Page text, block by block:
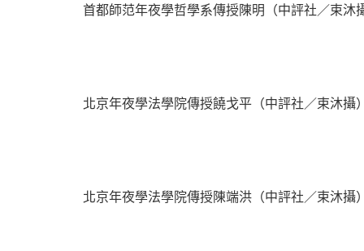
首都師范年夜學哲學系傳授陳明（中評社／束沐攝
北京年夜學法學院傳授饒戈平（中評社／束沐攝）
北京年夜學法學院傳授陳端洪（中評社／束沐攝）